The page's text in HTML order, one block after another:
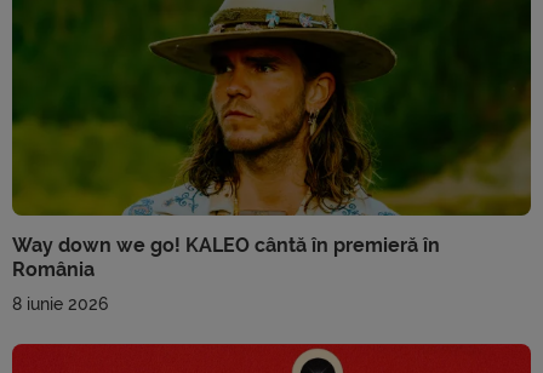
Way down we go! KALEO cântă în premieră în
România
8 iunie 2026